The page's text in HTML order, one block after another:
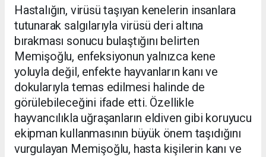
Hastalığın, virüsü taşıyan kenelerin insanlara
tutunarak salgılarıyla virüsü deri altına
bırakması sonucu bulaştığını belirten
Memişoğlu, enfeksiyonun yalnızca kene
yoluyla değil, enfekte hayvanların kanı ve
dokularıyla temas edilmesi halinde de
görülebileceğini ifade etti. Özellikle
hayvancılıkla uğraşanların eldiven gibi koruyucu
ekipman kullanmasının büyük önem taşıdığını
vurgulayan Memişoğlu, hasta kişilerin kanı ve